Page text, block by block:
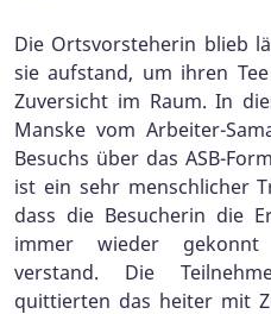
Die Ortsvorsteherin blieb
sie aufstand, um ihren
Zuversicht im Raum. In
Manske vom Arbeiter-
Besuchs über das ASB-
ist ein sehr menschlicher
dass die Besucherin die
immer wieder gekonnt
verstand. Die
quittierten das heiter mit